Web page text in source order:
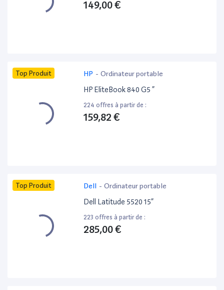
149,00 €
Top Produit HP - Ordinateur portable
HP EliteBook 840 G5 ”
224 offres à partir de :
159,82 €
Top Produit Dell - Ordinateur portable
Dell Latitude 5520 15”
223 offres à partir de :
285,00 €